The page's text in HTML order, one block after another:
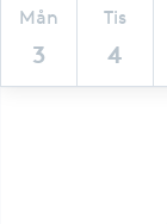
Mån
3
Tis
4